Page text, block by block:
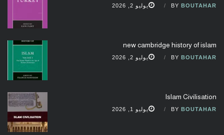
BY BOUTAHAR يوليو 2, 2026
new cambridge history of islam
BY BOUTAHAR يوليو 2, 2026
Islam Civilisation
BY BOUTAHAR يوليو 1, 2026